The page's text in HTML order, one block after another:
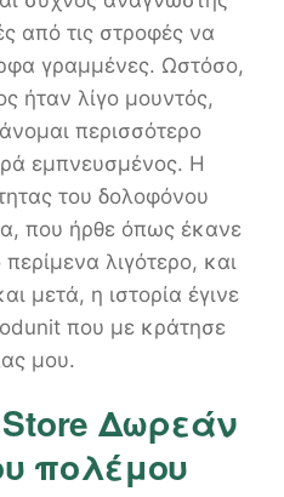
από τις στροφές να
γραμμένες. Ωστόσο,
ήταν λίγο μουντός,
περισσότερο
εμπνευσμένος. Η
του δολοφόνου
που ήρθε όπως έκανε
λιγότερο, και
μετά, η ιστορία έγινε
που με κράτησε
μου.
Δωρεάν
πολέμου